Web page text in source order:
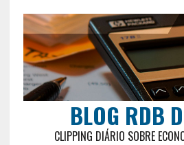
BLOG RDB
CLIPPING DIÁRIO SOBRE